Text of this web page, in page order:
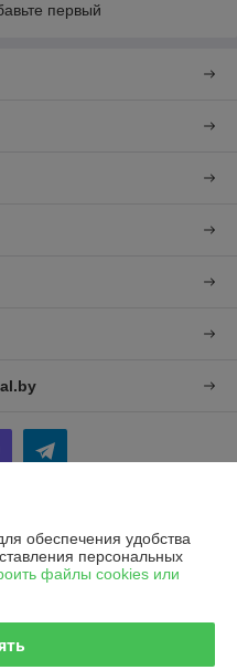
первый
обеспечения удобства
персональных
файлы cookies или